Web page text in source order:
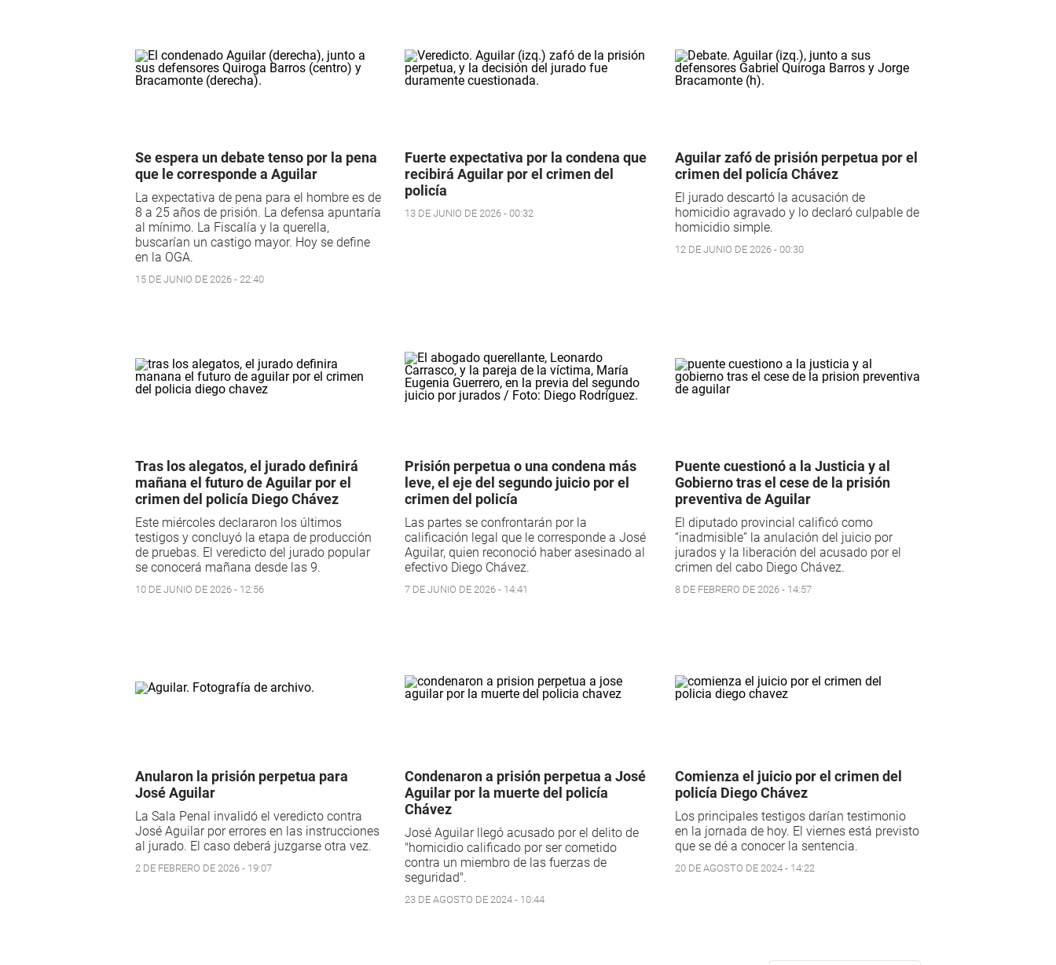
Se espera un debate tenso por la pena
que le corresponde a Aguilar
La expectativa de pena para el hombre es de
8 a 25 años de prisión. La defensa apuntaría
al mínimo. La Fiscalía y la querella,
buscarían un castigo mayor. Hoy se define
en la OGA.
15 DE JUNIO DE 2026 - 22:40
Fuerte expectativa por la condena que
recibirá Aguilar por el crimen del
policía
13 DE JUNIO DE 2026 - 00:32
Aguilar zafó de prisión perpetua por el
crimen del policía Chávez
El jurado descartó la acusación de
homicidio agravado y lo declaró culpable de
homicidio simple.
12 DE JUNIO DE 2026 - 00:30
Tras los alegatos, el jurado definirá
mañana el futuro de Aguilar por el
crimen del policía Diego Chávez
Este miércoles declararon los últimos
testigos y concluyó la etapa de producción
de pruebas. El veredicto del jurado popular
se conocerá mañana desde las 9.
10 DE JUNIO DE 2026 - 12:56
Prisión perpetua o una condena más
leve, el eje del segundo juicio por el
crimen del policía
Las partes se confrontarán por la
calificación legal que le corresponde a José
Aguilar, quien reconoció haber asesinado al
efectivo Diego Chávez.
7 DE JUNIO DE 2026 - 14:41
Puente cuestionó a la Justicia y al
Gobierno tras el cese de la prisión
preventiva de Aguilar
El diputado provincial calificó como
“inadmisible” la anulación del juicio por
jurados y la liberación del acusado por el
crimen del cabo Diego Chávez.
8 DE FEBRERO DE 2026 - 14:57
Anularon la prisión perpetua para
José Aguilar
La Sala Penal invalidó el veredicto contra
José Aguilar por errores en las instrucciones
al jurado. El caso deberá juzgarse otra vez.
2 DE FEBRERO DE 2026 - 19:07
Condenaron a prisión perpetua a José
Aguilar por la muerte del policía
Chávez
José Aguilar llegó acusado por el delito de
"homicidio calificado por ser cometido
contra un miembro de las fuerzas de
seguridad".
23 DE AGOSTO DE 2024 - 10:44
Comienza el juicio por el crimen del
policía Diego Chávez
Los principales testigos darían testimonio
en la jornada de hoy. El viernes está previsto
que se dé a conocer la sentencia.
20 DE AGOSTO DE 2024 - 14:22